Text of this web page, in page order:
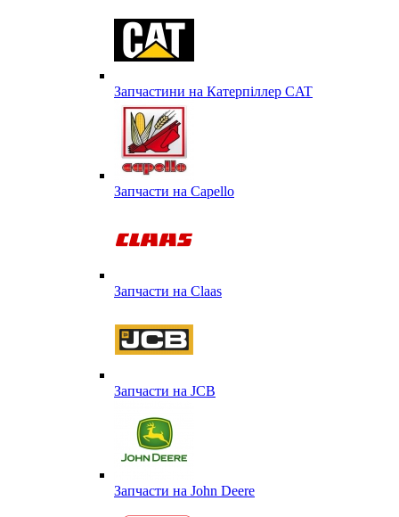
Запчастини на Катерпіллер CAT
Запчасти на Capello
Запчасти на Сlaas
Запчасти на JCB
Запчасти на John Deere